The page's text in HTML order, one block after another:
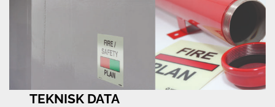
TEKNISK DATA